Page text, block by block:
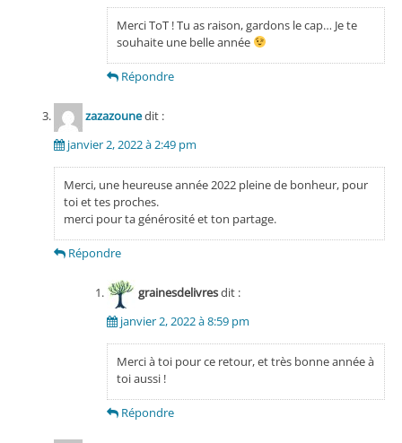
Merci ToT ! Tu as raison, gardons le cap… Je te
souhaite une belle année
Répondre
zazazounedit :
janvier 2, 2022 à 2:49 pm
Merci, une heureuse année 2022 pleine de bonheur, pour
toi et tes proches.
merci pour ta générosité et ton partage.
Répondre
grainesdelivresdit :
janvier 2, 2022 à 8:59 pm
Merci à toi pour ce retour, et très bonne année à
toi aussi !
Répondre